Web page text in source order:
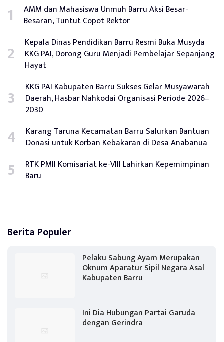
AMM dan Mahasiswa Unmuh Barru Aksi Besar-
Besaran, Tuntut Copot Rektor
Kepala Dinas Pendidikan Barru Resmi Buka Musyda
KKG PAI, Dorong Guru Menjadi Pembelajar Sepanjang
Hayat
KKG PAI Kabupaten Barru Sukses Gelar Musyawarah
Daerah, Hasbar Nahkodai Organisasi Periode 2026–
2030
Karang Taruna Kecamatan Barru Salurkan Bantuan
Donasi untuk Korban Kebakaran di Desa Anabanua
RTK PMII Komisariat ke-VIII Lahirkan Kepemimpinan
Baru
Berita Populer
Pelaku Sabung Ayam Merupakan
Oknum Aparatur Sipil Negara Asal
Kabupaten Barru
Ini Dia Hubungan Partai Garuda
dengan Gerindra